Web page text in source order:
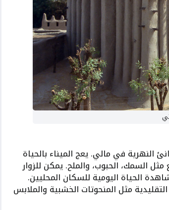
النهرية في مالي. يعج الميناء بالحياة
السمك، الحبوب، والملح. يمكن للزوار
الحياة اليومية للسكان المحليين.
مثل المنحوتات الخشبية والملابس